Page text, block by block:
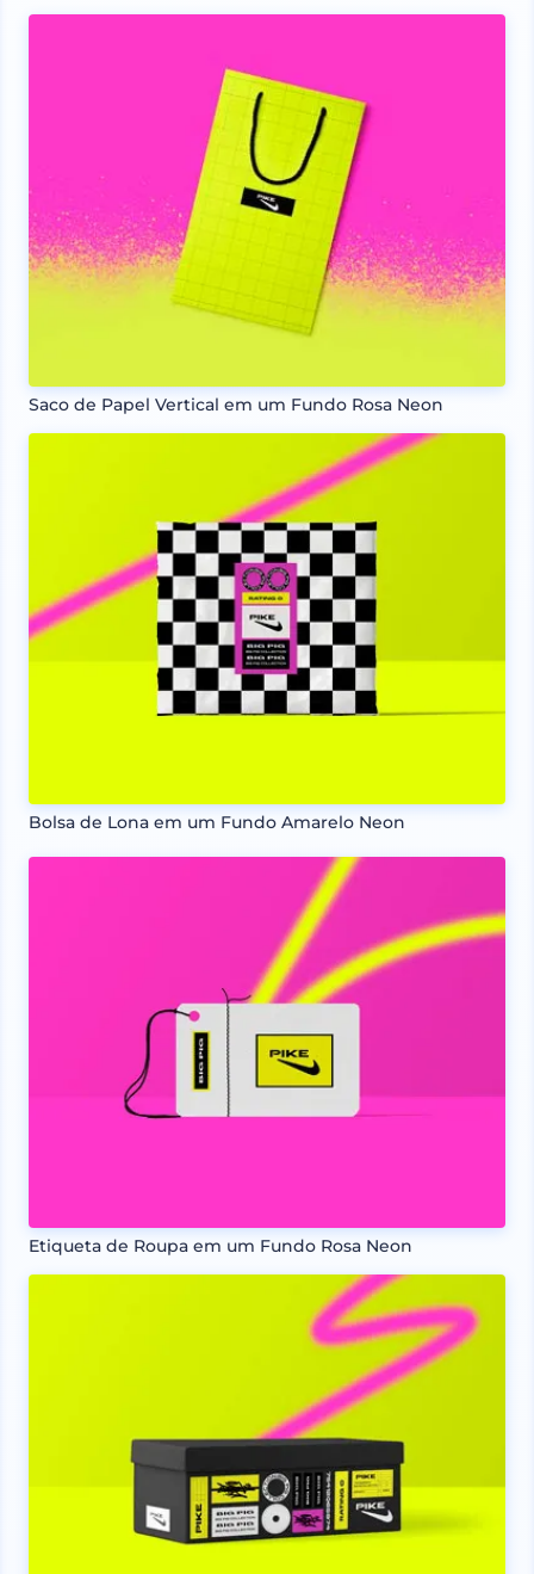
Saco de Papel Vertical em um Fundo Rosa Neon
Bolsa de Lona em um Fundo Amarelo Neon
Etiqueta de Roupa em um Fundo Rosa Neon